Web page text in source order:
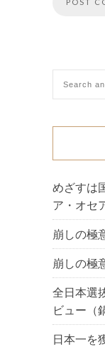
めざすは
ア・オセ
崩しの極
崩しの極
全日本選
ビュー（
日本一を